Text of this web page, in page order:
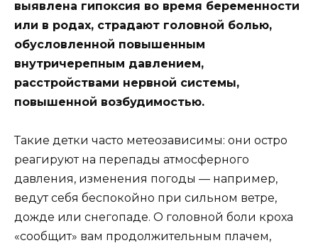
выявлена гипоксия во время беременности
или в родах, страдают головной болью,
обусловленной повышенным
внутричерепным давлением,
расстройствами нервной системы,
повышенной возбудимостью.
Такие детки часто метеозависимы: они остро
реагируют на перепады атмосферного
давления, изменения погоды — например,
ведут себя беспокойно при сильном ветре,
дожде или снегопаде. О головной боли кроха
«сообщит» вам продолжительным плачем,